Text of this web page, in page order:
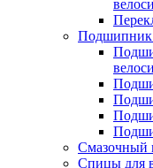
Подшипник
Смазочный
Спицы для